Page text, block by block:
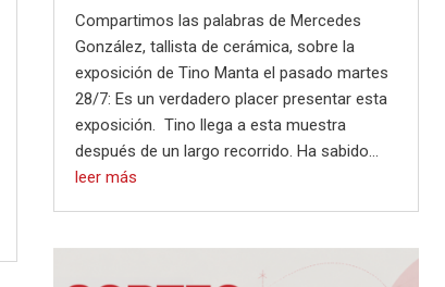
Compartimos las palabras de Mercedes
González, tallista de cerámica, sobre la
exposición de Tino Manta el pasado martes
28/7: Es un verdadero placer presentar esta
exposición. Tino llega a esta muestra
después de un largo recorrido. Ha sabido...
leer más